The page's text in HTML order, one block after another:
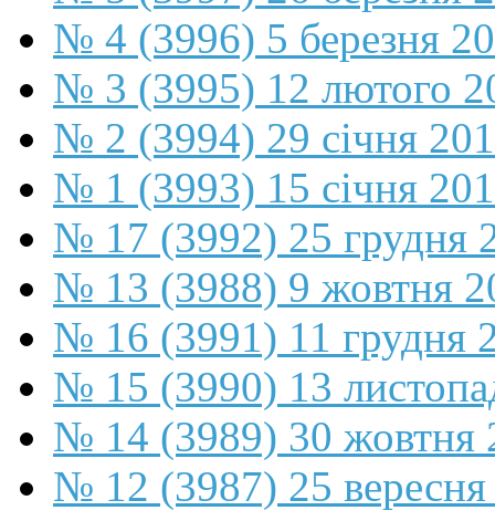
№ 4 (3996) 5 березня
№ 3 (3995) 12 лютого
№ 2 (3994) 29 січня
№ 1 (3993) 15 січня
№ 17 (3992) 25 грудня
№ 13 (3988) 9 жовтня
№ 16 (3991) 11 грудня
№ 15 (3990) 13
№ 14 (3989) 30 жовтня
№ 12 (3987) 25